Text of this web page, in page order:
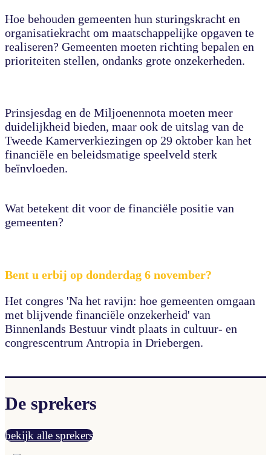
Hoe behouden gemeenten hun sturingskracht en
organisatiekracht om maatschappelijke opgaven te
realiseren? Gemeenten moeten richting bepalen en
prioriteiten stellen, ondanks grote onzekerheden.
Prinsjesdag en de Miljoenennota moeten meer
duidelijkheid bieden, maar ook de uitslag van de
Tweede Kamerverkiezingen op 29 oktober kan het
financiële en beleidsmatige speelveld sterk
beïnvloeden.
Wat betekent dit voor de financiële positie van
gemeenten?
Bent u erbij op donderdag 6 november?
Het congres 'Na het ravijn: hoe gemeenten omgaan
met blijvende financiële onzekerheid' van
Binnenlands Bestuur vindt plaats in cultuur- en
congrescentrum Antropia in Driebergen.
De sprekers
bekijk alle sprekers